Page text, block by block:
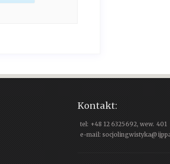
Kontakt:
tel: +48 12 6325692, wew. 401
e-mail: